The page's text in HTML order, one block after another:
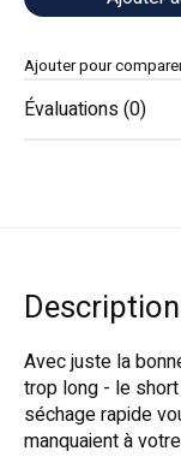
Ajouter pour
Évaluations (0)
Description
Avec juste la
trop long - le
séchage rapide
manquaient à